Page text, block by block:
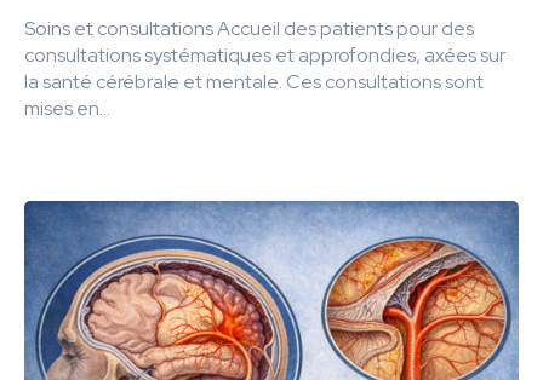
Soins et consultations Accueil des patients pour des
consultations systématiques et approfondies, axées sur
la santé cérébrale et mentale. Ces consultations sont
mises en...